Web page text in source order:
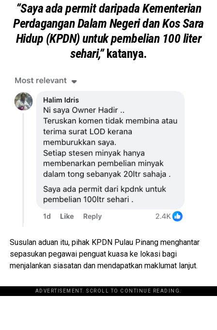
“Saya ada permit daripada Kementerian
Perdagangan Dalam Negeri dan Kos Sara
Hidup (KPDN) untuk pembelian 100 liter
sehari,”katanya.
Susulan aduan itu, pihak KPDN Pulau Pinang menghantar
sepasukan pegawai penguat kuasa ke lokasi bagi
menjalankan siasatan dan mendapatkan maklumat lanjut.
ADVERTISEMENT. SCROLL TO CONTINUE READING.